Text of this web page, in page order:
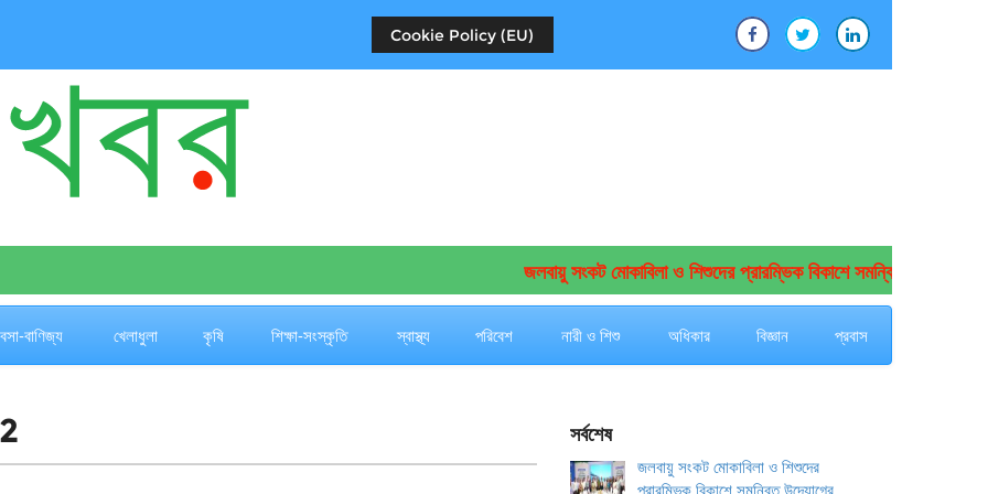
Cookie Policy (EU)
জলবায়ু সংকট মোকাবিলা ও শিশুদের প্রারম্ভিক বিকাশে সমন্বিত উদ্যোগের
বাণিজ্য খেলাধুলা কৃষি শিক্ষা-সংস্কৃতি স্বাস্থ্য পরিবেশ নারী ও শিশু অধিকার বিজ্ঞান প্রবাস
সর্বশেষ
জলবায়ু সংকট মোকাবিলা ও শিশুদের
প্রারম্ভিক বিকাশে সমন্বিত উদ্যোগের